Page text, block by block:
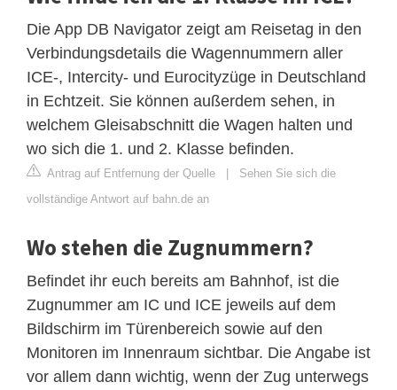
Die App DB Navigator zeigt am Reisetag in den
Verbindungsdetails die Wagennummern aller
ICE-, Intercity- und Eurocityzüge in Deutschland
in Echtzeit. Sie können außerdem sehen, in
welchem Gleisabschnitt die Wagen halten und
wo sich die 1. und 2. Klasse befinden.
Antrag auf Entfernung der Quelle | Sehen Sie sich die
vollständige Antwort auf bahn.de an
Wo stehen die Zugnummern?
Befindet ihr euch bereits am Bahnhof, ist die
Zugnummer am IC und ICE jeweils auf dem
Bildschirm im Türenbereich sowie auf den
Monitoren im Innenraum sichtbar. Die Angabe ist
vor allem dann wichtig, wenn der Zug unterwegs